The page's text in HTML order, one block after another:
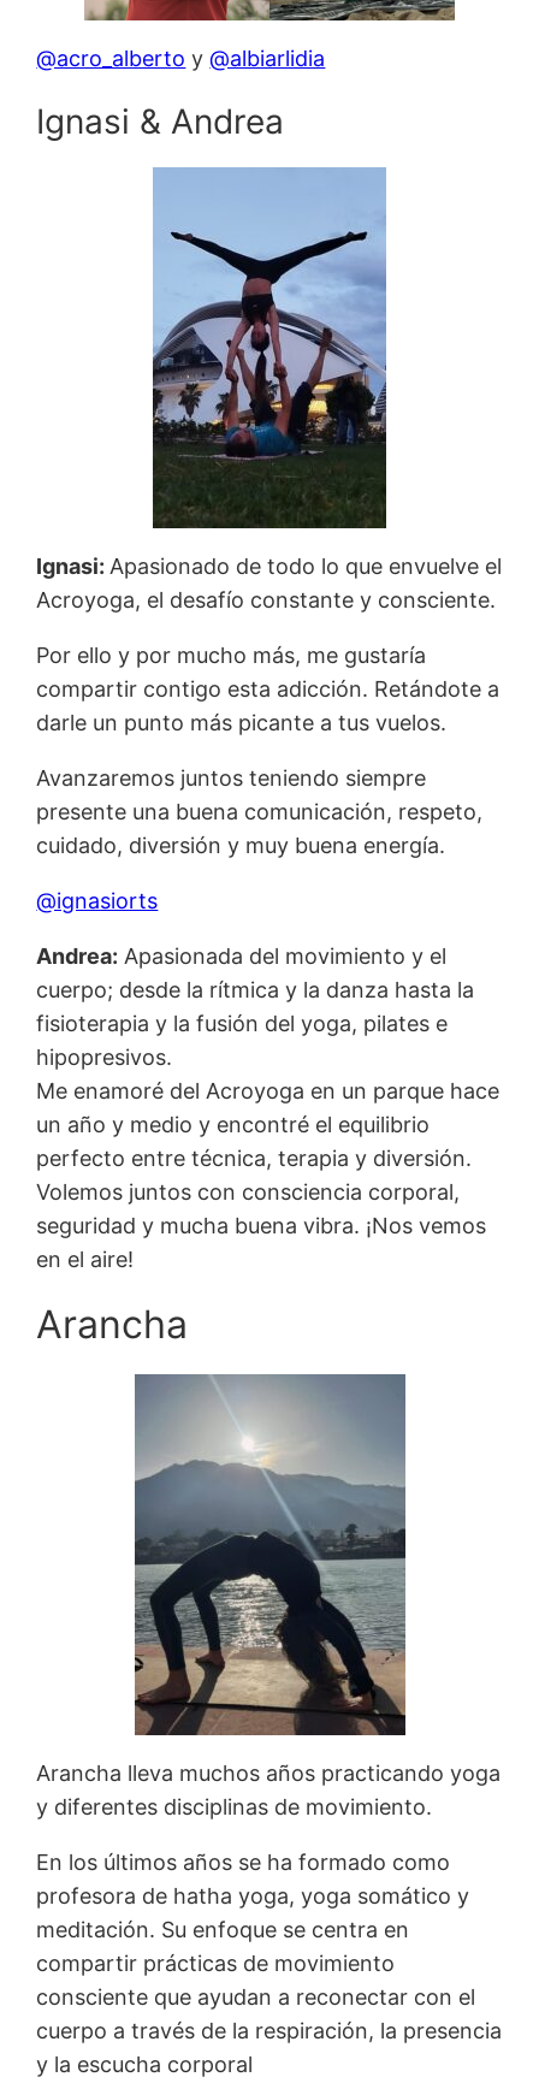
@acro_alberto y@albiarlidia
Ignasi & Andrea
Ignasi: Apasionado de todo lo que envuelve el
Acroyoga, el desafío constante y consciente.
Por ello y por mucho más, me gustaría
compartir contigo esta adicción. Retándote a
darle un punto más picante a tus vuelos.
Avanzaremos juntos teniendo siempre
presente una buena comunicación, respeto,
cuidado, diversión y muy buena energía.
@ignasiorts
Andrea: Apasionada del movimiento y el
cuerpo; desde la rítmica y la danza hasta la
fisioterapia y la fusión del yoga, pilates e
hipopresivos.
​Me enamoré del Acroyoga en un parque hace
un año y medio y encontré el equilibrio
perfecto entre técnica, terapia y diversión.
​Volemos juntos con consciencia corporal,
seguridad y mucha buena vibra. ¡Nos vemos
en el aire!
Arancha
Arancha lleva muchos años practicando yoga
y diferentes disciplinas de movimiento.
En los últimos años se ha formado como
profesora de hatha yoga, yoga somático y
meditación. Su enfoque se centra en
compartir prácticas de movimiento
consciente que ayudan a reconectar con el
cuerpo a través de la respiración, la presencia
y la escucha corporal